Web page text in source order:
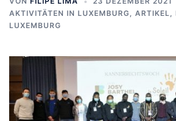
AKTIVITÄTEN IN LUXEMBURG, ARTIKEL,
LUXEMBURG